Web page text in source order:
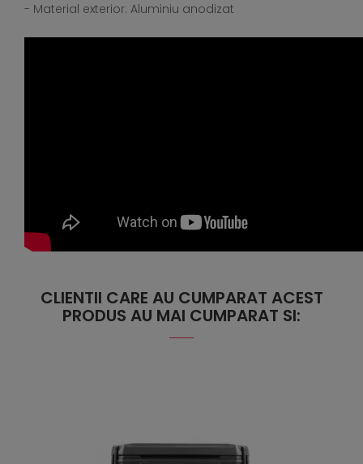
- Material exterior: Aluminiu anodizat
CLIENTII CARE AU CUMPARAT ACEST
PRODUS AU MAI CUMPARAT SI: